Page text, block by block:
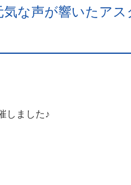
気な声が響いたア
しました♪